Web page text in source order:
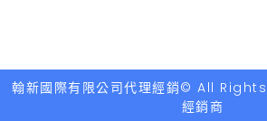
翰新國際有限公司代理經銷© All
經銷商